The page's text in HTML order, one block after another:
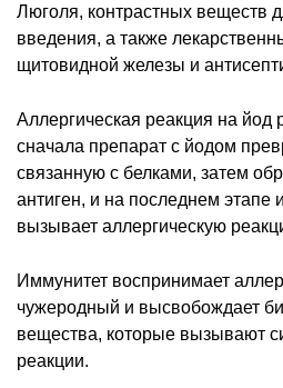
Люголя, контрастных веществ
введения, а также
щитовидной железы и
Аллергическая реакция на йод
сначала препарат с йодом
связанную с белками, затем
антиген, и на последнем этапе
вызывает аллергическую
Иммунитет воспринимает
чужеродный и высвобождает
вещества, которые вызывают
реакции.